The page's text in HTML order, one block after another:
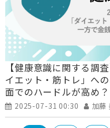
【健康意識に関する調
イエット・筋トレ」へ
面でのハードルが高め？
2025-07-31 00:30 加藤